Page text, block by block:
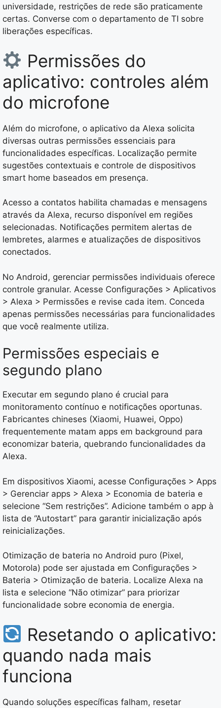
universidade, restrições de rede são praticamente
certas. Converse com o departamento de TI sobre
liberações específicas.
Permissões do
aplicativo: controles além
do microfone
Além do microfone, o aplicativo da Alexa solicita
diversas outras permissões essenciais para
funcionalidades específicas. Localização permite
sugestões contextuais e controle de dispositivos
smart home baseados em presença.
Acesso a contatos habilita chamadas e mensagens
através da Alexa, recurso disponível em regiões
selecionadas. Notificações permitem alertas de
lembretes, alarmes e atualizações de dispositivos
conectados.
No Android, gerenciar permissões individuais oferece
controle granular. Acesse Configurações > Aplicativos
> Alexa > Permissões e revise cada item. Conceda
apenas permissões necessárias para funcionalidades
que você realmente utiliza.
Permissões especiais e
segundo plano
Executar em segundo plano é crucial para
monitoramento contínuo e notificações oportunas.
Fabricantes chineses (Xiaomi, Huawei, Oppo)
frequentemente matam apps em background para
economizar bateria, quebrando funcionalidades da
Alexa.
Em dispositivos Xiaomi, acesse Configurações > Apps
> Gerenciar apps > Alexa > Economia de bateria e
selecione “Sem restrições”. Adicione também o app à
lista de “Autostart” para garantir inicialização após
reinicializações.
Otimização de bateria no Android puro (Pixel,
Motorola) pode ser ajustada em Configurações >
Bateria > Otimização de bateria. Localize Alexa na
lista e selecione “Não otimizar” para priorizar
funcionalidade sobre economia de energia.
Resetando o aplicativo:
quando nada mais
funciona
Quando soluções específicas falham, resetar